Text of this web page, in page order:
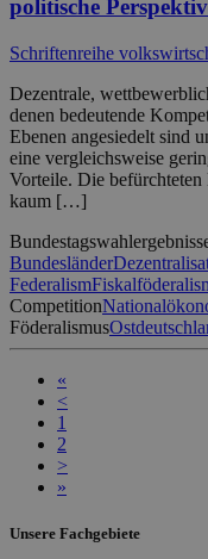
politische
Schriftenreihe
Dezentrale,
denen bedeutende
Ebenen angesiedelt sind
eine vergleichsweise
Vorteile. Die befürchteten
kaum […]
Bundesländer
Federalism
Competition
Föderalismus
«
<
1
2
>
»
Unsere Fachgebiete